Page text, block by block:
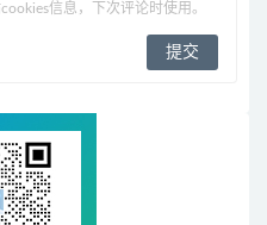
信息，下次评论时使用。